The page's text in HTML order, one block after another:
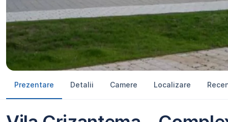
Prezentare Detalii Camere Localizare